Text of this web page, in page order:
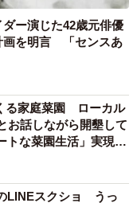
ー演じた42歳元俳優
画を明言 「センスあ
る家庭菜園 ローカル
お話しながら開墾して
な菜園生活」実現な
LINEスクショ うっ